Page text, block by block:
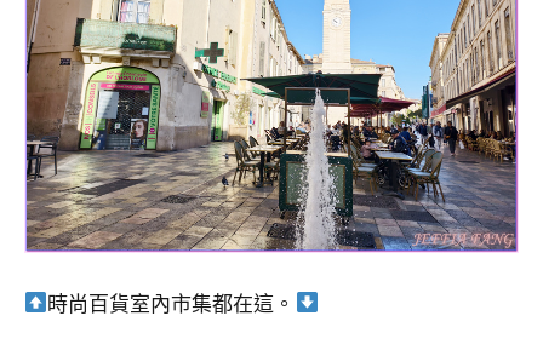
時尚百貨室內市集都在這。